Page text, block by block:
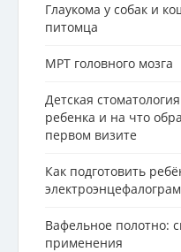
Глаукома у собак и
питомца
МРТ головного мозга
Детская
ребенка и на что
первом визите
Как подготовить
Вафельное полотно:
применения